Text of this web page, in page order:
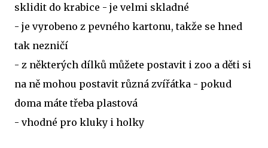
sklidit do krabice - je velmi skladné
- je vyrobeno z pevného kartonu, takže se hned
tak nezničí
- z některých dílků můžete postavit i zoo a děti si
na ně mohou postavit různá zvířátka - pokud
doma máte třeba plastová
- vhodné pro kluky i holky